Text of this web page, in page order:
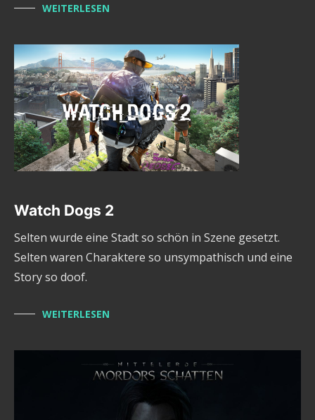
WEITERLESEN
Watch Dogs 2
Selten wurde eine Stadt so schön in Szene gesetzt.
Selten waren Charaktere so unsympathisch und eine
Story so doof.
WEITERLESEN